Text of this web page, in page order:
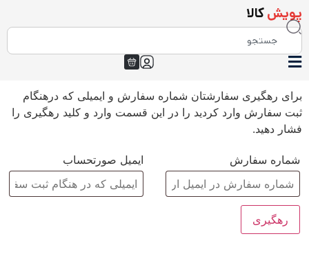
پویشکالا
برای رهگیری سفارشتان شماره سفارش و ایمیلی که درهنگام
ثبت سفارش وارد کردید را در این قسمت وارد و کلید رهگیری را
فشار دهید.
شماره سفارش ایمیل صورتحساب
رهگیری